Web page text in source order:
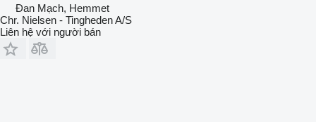
Đan Mạch, Hemmet
Chr. Nielsen - Tingheden A/S
Liên hệ với người bán